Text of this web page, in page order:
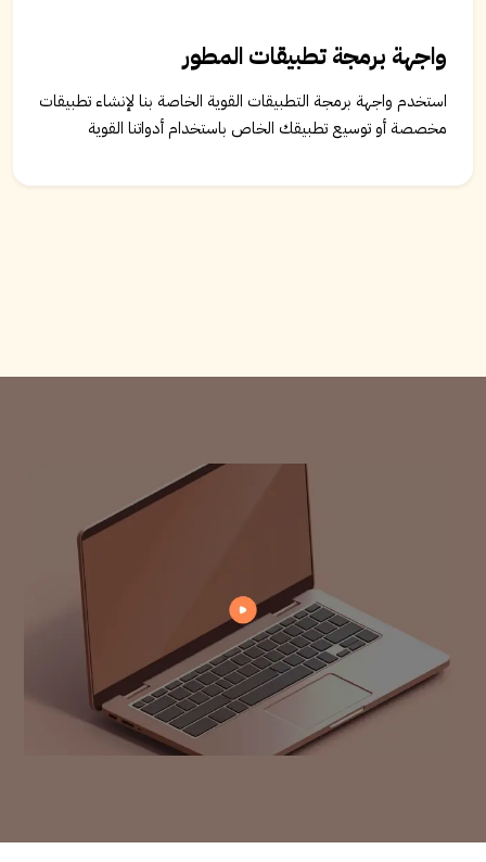
واجهة برمجة تطبيقات المطور
استخدم واجهة برمجة التطبيقات القوية الخاصة بنا لإنشاء تطبيقات
مخصصة أو توسيع تطبيقك الخاص باستخدام أدواتنا القوية